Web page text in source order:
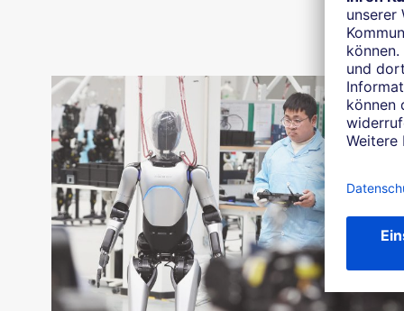
sevdesk
Edenred